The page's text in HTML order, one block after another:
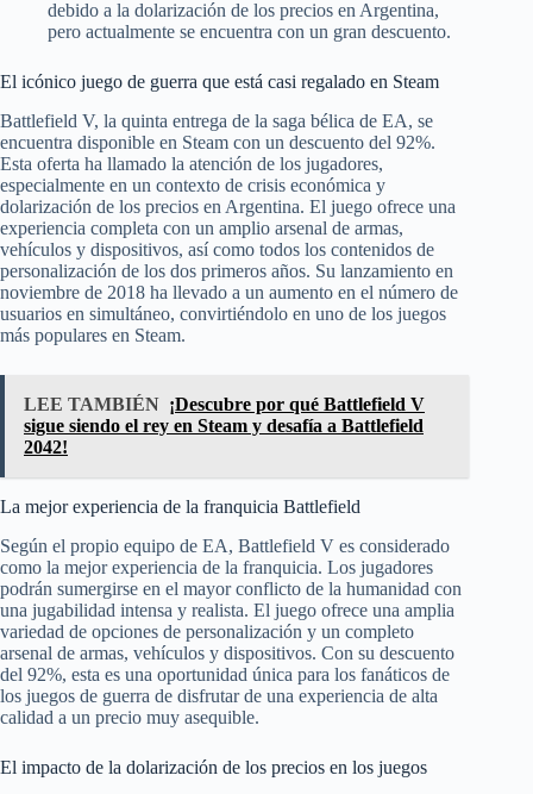
debido a la dolarización de los precios en Argentina,
pero actualmente se encuentra con un gran descuento.
El icónico juego de guerra que está casi regalado en Steam
Battlefield V, la quinta entrega de la saga bélica de EA, se
encuentra disponible en Steam con un descuento del 92%.
Esta oferta ha llamado la atención de los jugadores,
especialmente en un contexto de crisis económica y
dolarización de los precios en Argentina. El juego ofrece una
experiencia completa con un amplio arsenal de armas,
vehículos y dispositivos, así como todos los contenidos de
personalización de los dos primeros años. Su lanzamiento en
noviembre de 2018 ha llevado a un aumento en el número de
usuarios en simultáneo, convirtiéndolo en uno de los juegos
más populares en Steam.
LEE TAMBIÉN ¡Descubre por qué Battlefield V
sigue siendo el rey en Steam y desafía a Battlefield
2042!
La mejor experiencia de la franquicia Battlefield
Según el propio equipo de EA, Battlefield V es considerado
como la mejor experiencia de la franquicia. Los jugadores
podrán sumergirse en el mayor conflicto de la humanidad con
una jugabilidad intensa y realista. El juego ofrece una amplia
variedad de opciones de personalización y un completo
arsenal de armas, vehículos y dispositivos. Con su descuento
del 92%, esta es una oportunidad única para los fanáticos de
los juegos de guerra de disfrutar de una experiencia de alta
calidad a un precio muy asequible.
El impacto de la dolarización de los precios en los juegos